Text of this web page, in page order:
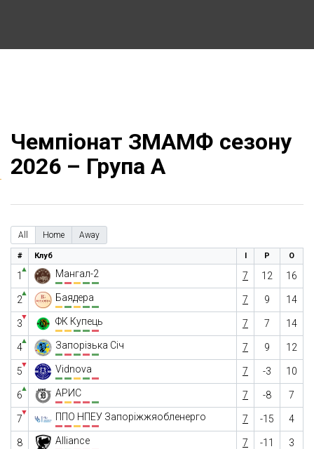
Чемпіонат ЗМАМФ сезону
2026 – Група А
All Home Away
# Клуб І Р О
1
▲ Мангал-2 7 12 16
2
▲ Баядера 7 9 14
3
▼ ФК Купець 7 7 14
4
▲ Запорізька Січ 7 9 12
5
▼ Vidnova 7 -3 10
6
▲ АРИС 7 -8 7
7
▼ ППО НПЕУ Запоріжжяобленерго 7 -15 4
8 Alliance 7 -11 3